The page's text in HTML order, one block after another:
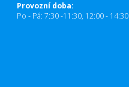
Provozní doba:
Po - Pá: 7:30 -11:30, 12:00 - 14:30